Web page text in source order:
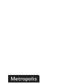
Metropolis